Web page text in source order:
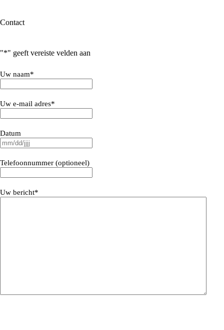
Contact
"*" geeft vereiste velden aan
Uw naam*
Uw e-mail adres*
Datum
slash
slash
JJJJ
Telefoonnummer (optioneel)
Uw bericht*